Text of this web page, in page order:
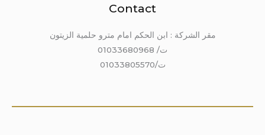
Contact
مقر الشركة : ابن الحكم امام مترو حلمية الزيتون
ت/ 01033680968
ت/01033805570